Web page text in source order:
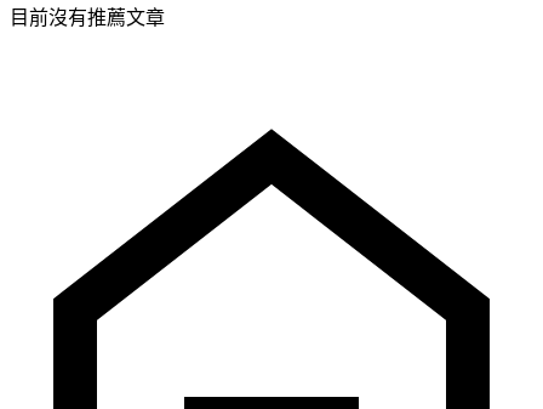
目前沒有推薦文章